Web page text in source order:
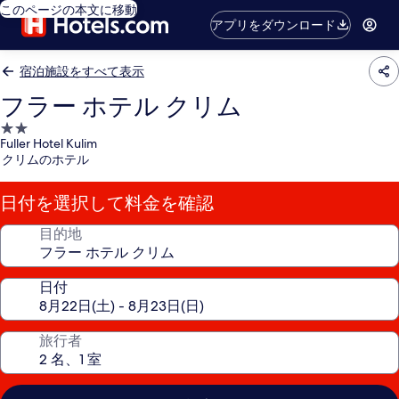
このページの本文に移動
アプリをダウンロード
宿泊施設をすべて表示
フラー ホテル クリム
2.0
つ
星
宿
泊
施
Fuller Hotel Kulim
クリムのホテル
日付を選択して料金を確認
目的地
日付
旅行者